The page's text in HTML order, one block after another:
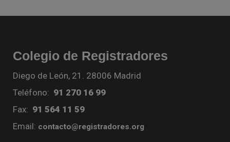
Colegio de Registradores
Diego de León, 21. 28006 Madrid
Teléfono: 91 270 16 99
Fax: 91 564 11 59
Email: contacto@registradores.org